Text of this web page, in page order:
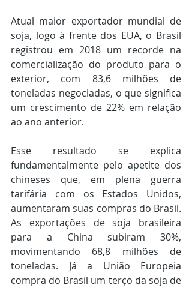
Atual maior exportador mundial de
soja, logo à frente dos EUA, o Brasil
registrou em 2018 um recorde na
comercialização do produto para o
exterior, com 83,6 milhões de
toneladas negociadas, o que significa
um crescimento de 22% em relação
ao ano anterior.
Esse resultado se explica
fundamentalmente pelo apetite dos
chineses que, em plena guerra
tarifária com os Estados Unidos,
aumentaram suas compras do Brasil.
As exportações de soja brasileira
para a China subiram 30%,
movimentando 68,8 milhões de
toneladas. Já a União Europeia
compra do Brasil um terço da soja de